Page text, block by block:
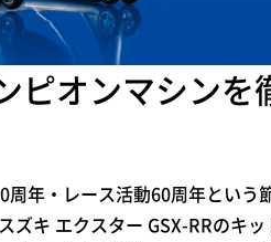
ピオンマシンを
年・レース活動60周年という
ズキ エクスター GSX-RRの